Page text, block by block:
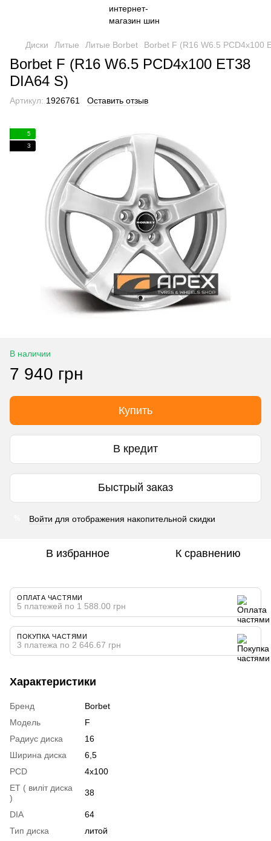
Диски Литые Литые Borbet Borbet F (R16 W6.5 PCD4x100
Borbet F (R16 W6.5 PCD4x100 ET38
DIA64 S)
Артикул: 1926761 Оставить отзыв
5
3
В наличии
7 940 грн
Купить
В кредит
Быстрый заказ
Войти для отображения накопительной скидки
В избранное К сравнению
ОПЛАТА ЧАСТЯМИ
5 платежей по 1 588.00 грн
ПОКУПКА ЧАСТЯМИ
3 платежа по 2 646.67 грн
Характеристики
Бренд
Borbet
Модель
F
Радиус диска
16
Ширина диска
6,5
PCD
4x100
ET ( виліт диска
)
38
DIA
64
Тип диска
литой